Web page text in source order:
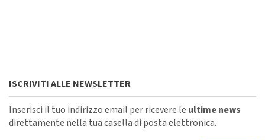
ISCRIVITI ALLE NEWSLETTER
Inserisci il tuo indirizzo email per ricevere le ultime news
direttamente nella tua casella di posta elettronica.